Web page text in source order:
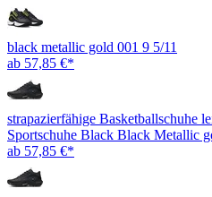
black metallic gold 001 9 5/11
ab 57,85 €*
strapazierfähige Basketballschuhe
Sportschuhe Black Black Metallic
ab 57,85 €*